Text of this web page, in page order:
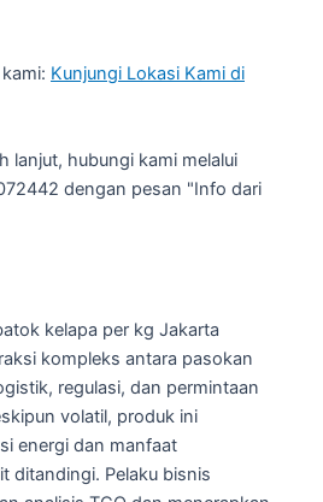
Kunjungi Lokasi Kami di
lanjut, hubungi kami melalui
dengan pesan "Info dari
kelapa per kg Jakarta
kompleks antara pasokan
regulasi, dan permintaan
volatil, produk ini
energi dan manfaat
ditandingi. Pelaku bisnis